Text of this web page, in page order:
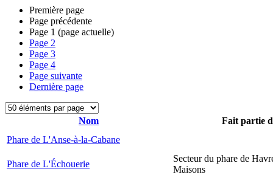
Première page
Page précédente
Page 1 (page actuelle)
Page 2
Page 3
Page 4
Page suivante
Dernière page
Nom
Fait partie
Phare de L'Anse-à-la-Cabane
Phare de L'Échouerie
Secteur du phare de
Maisons